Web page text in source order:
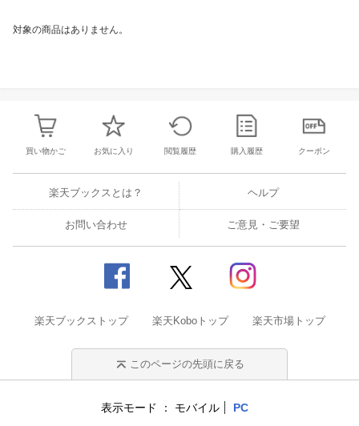
対象の商品はありません。
買い物かご お気に入り 閲覧履歴 購入履歴 クーポン
楽天ブックスとは？ ヘルプ
お問い合わせ ご意見・ご要望
楽天ブックストップ 楽天Koboトップ 楽天市場トップ
このページの先頭に戻る
表示モード モバイル PC